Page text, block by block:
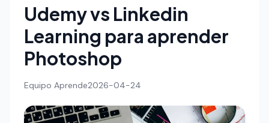
Udemy vs Linkedin
Learning para aprender
Photoshop
Equipo Aprende2026-04-24